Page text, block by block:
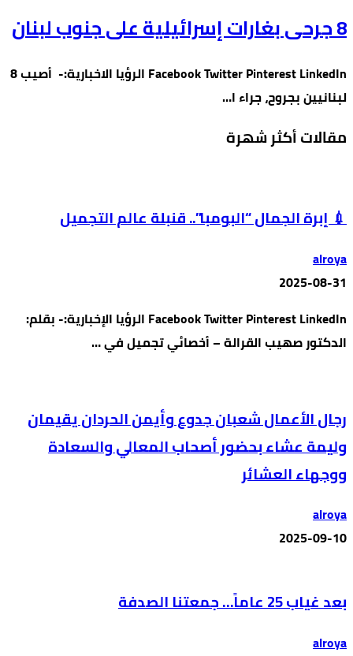
8 جرحى بغارات إسرائيلية على جنوب لبنان
Facebook Twitter Pinterest LinkedIn الرؤيا الاخبارية:- أصيب 8
لبنانيين بجروح، جراء ا…
مقالات أكثر شهرة
💉 إبرة الجمال “البومبا”.. قنبلة عالم التجميل
alroya
2025-08-31
Facebook Twitter Pinterest LinkedIn الرؤيا الإخبارية:- بقلم:
الدكتور صهيب القرالة – أخصائي تجميل في …
رجال الأعمال شعبان جدوع وأيمن الحردان يقيمان
وليمة عشاء بحضور أصحاب المعالي والسعادة
ووجهاء العشائر
alroya
2025-09-10
بعد غياب 25 عاماً… جمعتنا الصدفة
alroya